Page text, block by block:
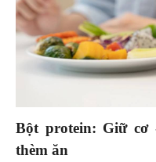
Bột protein: Giữ cơ
thèm ăn